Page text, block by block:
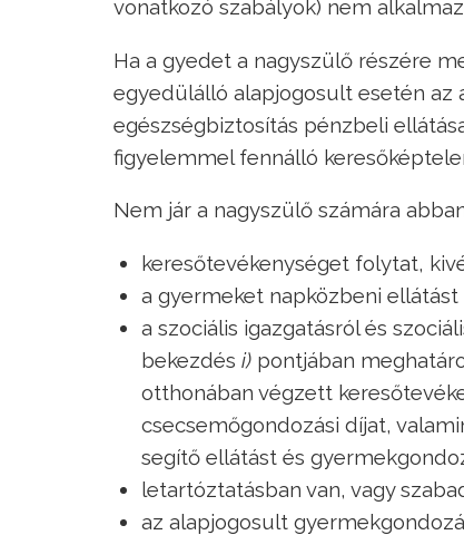
vonatkozó szabályok) nem
Ha a gyedet a nagyszülő részére
egyedülálló alapjogosult esetén az
egészségbiztosítás pénzbeli
figyelemmel fennálló
Nem jár a nagyszülő számára
keresőtevékenységet folytat,
a gyermeket napközbeni
a szociális igazgatásról és
bekezdés i) pontjában
otthonában végzett
csecsemőgondozási díjat,
segítő ellátást és
letartóztatásban van, vagy
az alapjogosult